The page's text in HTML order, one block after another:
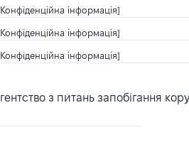
інформація]
інформація]
інформація]
з питань запобігання